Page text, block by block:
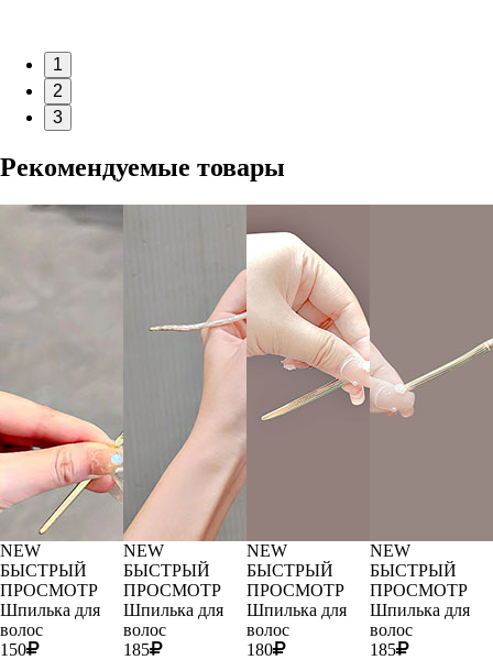
1
2
3
Рекомендуемые товары
NEW
БЫСТРЫЙ
ПРОСМОТР
Шпилька для
волос
150
NEW
БЫСТРЫЙ
ПРОСМОТР
Шпилька для
волос
185
NEW
БЫСТРЫЙ
ПРОСМОТР
Шпилька для
волос
180
NEW
БЫСТРЫЙ
ПРОСМОТР
Шпилька для
волос
185